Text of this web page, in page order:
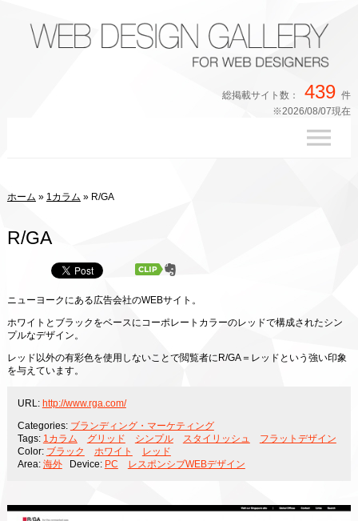
総掲載サイト数： 439件
※2026/08/07現在
ホーム » 1カラム » R/GA
R/GA
ニューヨークにある広告会社のWEBサイト。
ホワイトとブラックをベースにコーポレートカラーのレッドで構成されたシン
プルなデザイン。
レッド以外の有彩色を使用しないことで閲覧者にR/GA＝レッドという強い印象
を与えています。
URL: http://www.rga.com/
Categories: ブランディング・マーケティング
Tags: 1カラム グリッド シンプル スタイリッシュ
フラットデザイン
Color: ブラック ホワイト
レッド
Area: 海外Device: PC レスポンシブWEBデザイン